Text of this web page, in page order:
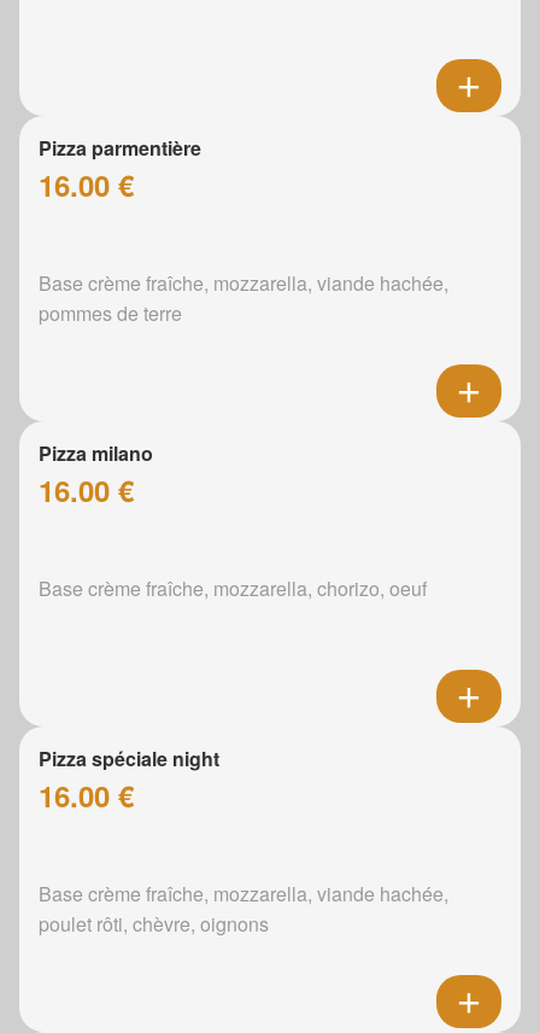
Pizza parmentière
16.00 €
Base crème fraîche, mozzarella, viande hachée,
pommes de terre
Pizza milano
16.00 €
Base crème fraîche, mozzarella, chorizo, oeuf
Pizza spéciale night
16.00 €
Base crème fraîche, mozzarella, viande hachée,
poulet rôti, chèvre, oignons